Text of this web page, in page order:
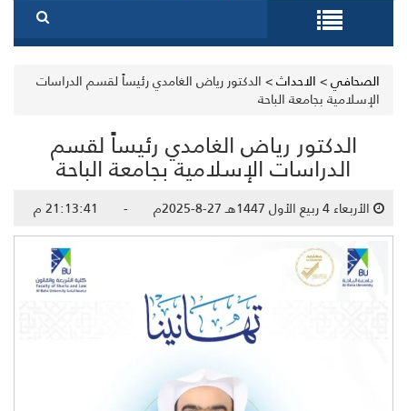
الصحافي> الاحداث> الدكتور رياض الغامدي رئيساً لقسم الدراسات
الإسلامية بجامعة الباحة
الدكتور رياض الغامدي رئيساً لقسم
الدراسات الإسلامية بجامعة الباحة
الأربعاء 4 ربيع الأول 1447هـ 27-8-2025م - 21:13:41 م